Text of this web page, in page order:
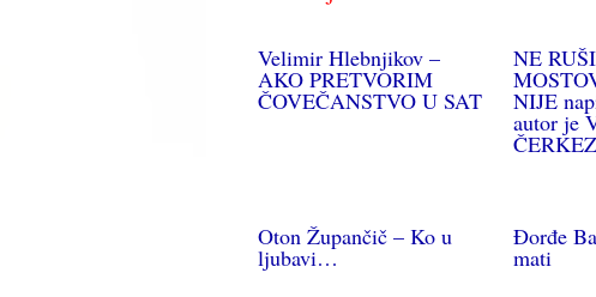
Velimir Hlebnjikov –
AKO PRETVORIM
ČOVEČANSTVO U SAT
NE
NIJE
autor je
ČERKEZ
Oton Župančič – Ko u
ljubavi…
Đorđe
mati